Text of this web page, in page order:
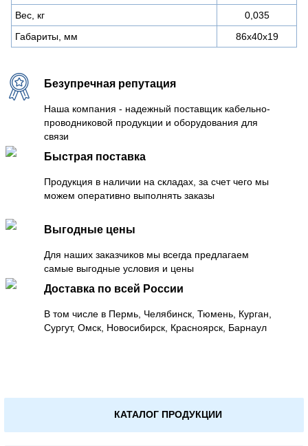
Вес, кг
0,035
Габариты, мм
86х40х19
Безупречная репутация
Наша компания - надежный поставщик кабельно-
проводниковой продукции и оборудования для
связи
Быстрая поставка
Продукция в наличии на складах, за счет чего мы
можем оперативно выполнять заказы
Выгодные цены
Для наших заказчиков мы всегда предлагаем
самые выгодные условия и цены
Доставка по всей России
В том числе в Пермь, Челябинск, Тюмень, Курган,
Сургут, Омск, Новосибирск, Красноярск, Барнаул
КАТАЛОГ ПРОДУКЦИИ